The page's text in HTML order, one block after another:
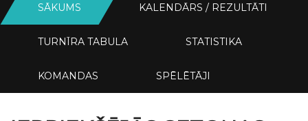
SĀKUMS KALENDĀRS / REZULTĀTI
TURNĪRA TABULA STATISTIKA
KOMANDAS SPĒLĒTĀJI